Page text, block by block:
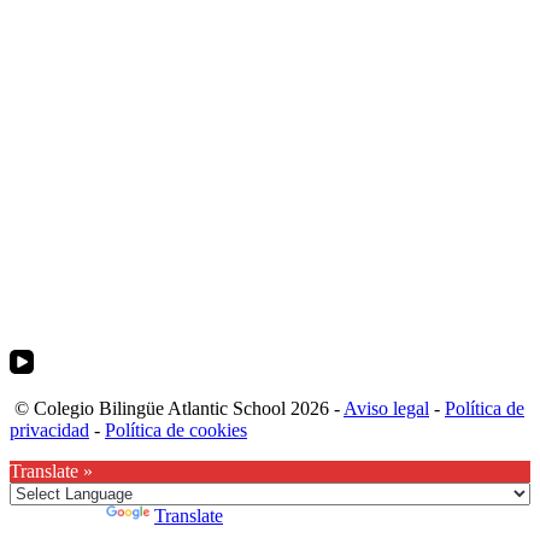
© Colegio Bilingüe Atlantic School 2026 - Aviso legal - Política de
privacidad - Política de cookies
Translate »
Translate